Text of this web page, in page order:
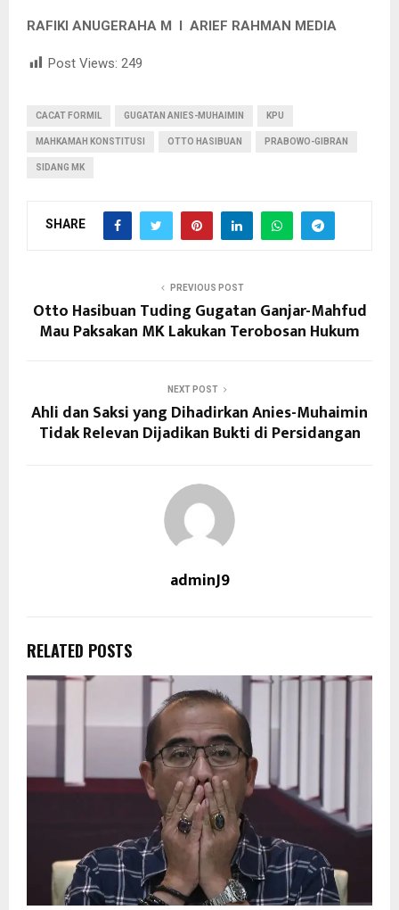
RAFIKI ANUGERAHA M I ARIEF RAHMAN MEDIA
Post Views: 249
CACAT FORMIL GUGATAN ANIES-MUHAIMIN KPU
MAHKAMAH KONSTITUSI OTTO HASIBUAN PRABOWO-GIBRAN
SIDANG MK
SHARE
PREVIOUS POST
Otto Hasibuan Tuding Gugatan Ganjar-Mahfud
Mau Paksakan MK Lakukan Terobosan Hukum
NEXT POST
Ahli dan Saksi yang Dihadirkan Anies-Muhaimin
Tidak Relevan Dijadikan Bukti di Persidangan
adminJ9
RELATED POSTS